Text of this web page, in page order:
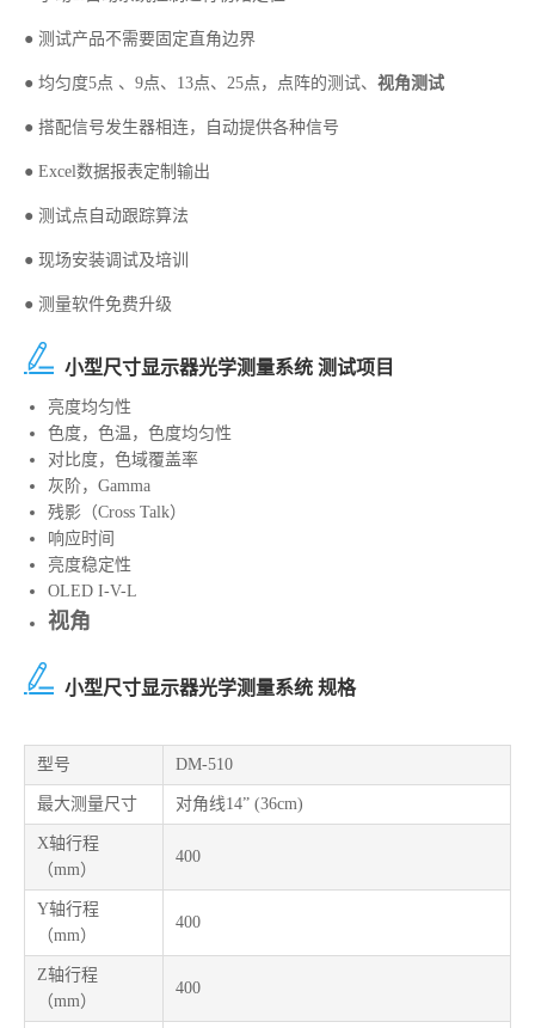
● 测试产品不需要固定直角边界
● 均匀度5点 、9点、13点、25点，点阵的测试、 视角测试
● 搭配信号发生器相连，自动提供各种信号
● Excel数据报表定制输出
● 测试点自动跟踪算法
● 现场安装调试及培训
● 测量软件免费升级
小型尺寸显示器光学测量系统 测试项目
亮度均匀性
色度，色温，色度均匀性
对比度，色域覆盖率
灰阶，Gamma
残影（Cross Talk）
响应时间
亮度稳定性
OLED I-V-L
视角
小型尺寸显示器光学测量系统 规格
型号 DM-510
最大测量尺寸 对角线14” (36cm)
X轴行程
（mm）
400
Y轴行程
（mm）
400
Z轴行程
（mm）
400